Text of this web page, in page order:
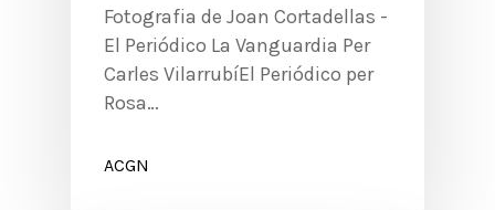
Fotografia de Joan Cortadellas -
El Periódico La Vanguardia Per
Carles VilarrubíEl Periódico per
Rosa…
ACGN